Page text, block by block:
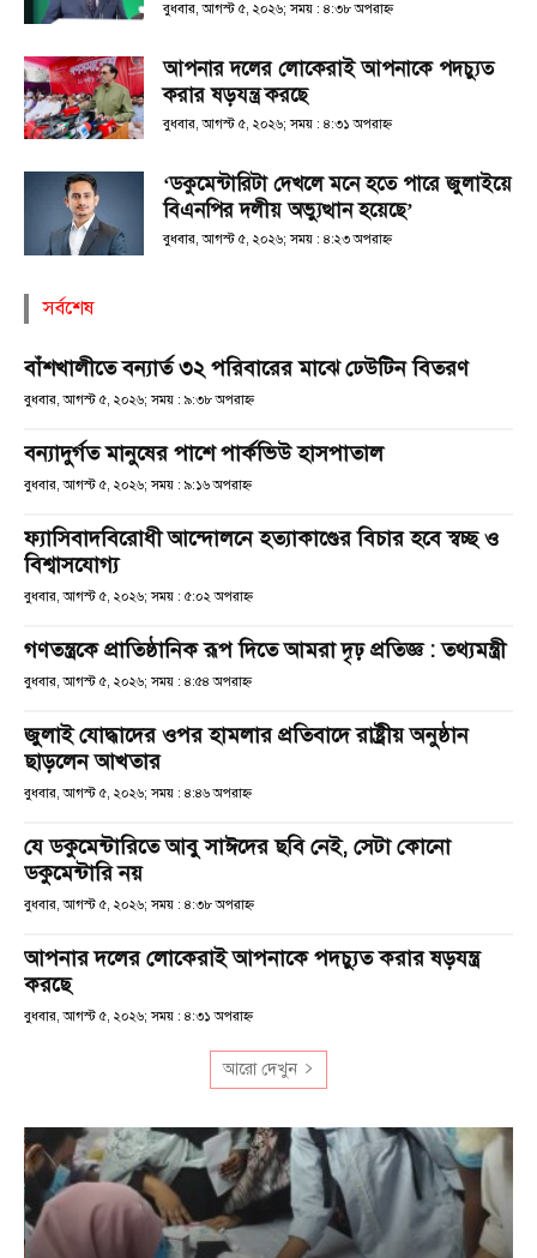
বুধবার, আগস্ট ৫, ২০২৬; সময় : ৪:৩৮ অপরাহ্ণ
আপনার দলের লোকেরাই আপনাকে পদচ্যুত
করার ষড়যন্ত্র করছে
বুধবার, আগস্ট ৫, ২০২৬; সময় : ৪:৩১ অপরাহ্ণ
‘ডকুমেন্টারিটা দেখলে মনে হতে পারে জুলাইয়ে
বিএনপির দলীয় অভ্যুত্থান হয়েছে’
বুধবার, আগস্ট ৫, ২০২৬; সময় : ৪:২৩ অপরাহ্ণ
সর্বশেষ
বাঁশখালীতে বন্যার্ত ৩২ পরিবারের মাঝে ঢেউটিন বিতরণ
বুধবার, আগস্ট ৫, ২০২৬; সময় : ৯:৩৮ অপরাহ্ণ
বন্যাদুর্গত মানুষের পাশে পার্কভিউ হাসপাতাল
বুধবার, আগস্ট ৫, ২০২৬; সময় : ৯:১৬ অপরাহ্ণ
ফ্যাসিবাদবিরোধী আন্দোলনে হত্যাকাণ্ডের বিচার হবে স্বচ্ছ ও
বিশ্বাসযোগ্য
বুধবার, আগস্ট ৫, ২০২৬; সময় : ৫:০২ অপরাহ্ণ
গণতন্ত্রকে প্রাতিষ্ঠানিক রূপ দিতে আমরা দৃঢ় প্রতিজ্ঞ : তথ্যমন্ত্রী
বুধবার, আগস্ট ৫, ২০২৬; সময় : ৪:৫৪ অপরাহ্ণ
জুলাই যোদ্ধাদের ওপর হামলার প্রতিবাদে রাষ্ট্রীয় অনুষ্ঠান
ছাড়লেন আখতার
বুধবার, আগস্ট ৫, ২০২৬; সময় : ৪:৪৬ অপরাহ্ণ
যে ডকুমেন্টারিতে আবু সাঈদের ছবি নেই, সেটা কোনো
ডকুমেন্টারি নয়
বুধবার, আগস্ট ৫, ২০২৬; সময় : ৪:৩৮ অপরাহ্ণ
আপনার দলের লোকেরাই আপনাকে পদচ্যুত করার ষড়যন্ত্র
করছে
বুধবার, আগস্ট ৫, ২০২৬; সময় : ৪:৩১ অপরাহ্ণ
আরো দেখুন